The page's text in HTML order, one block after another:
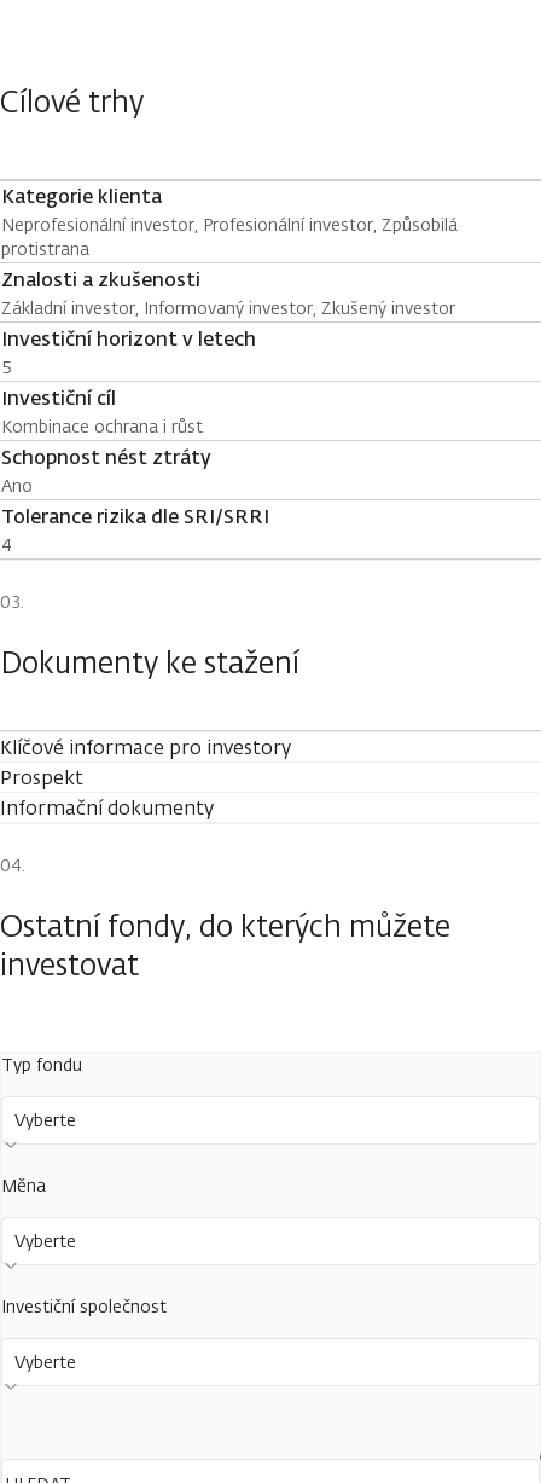
Cílové trhy
Kategorie klienta
Neprofesionální investor, Profesionální investor, Způsobilá
protistrana
Znalosti a zkušenosti
Základní investor, Informovaný investor, Zkušený investor
Investiční horizont v letech
5
Investiční cíl
Kombinace ochrana i růst
Schopnost nést ztráty
Ano
Tolerance rizika dle SRI/SRRI
4
Dokumenty ke stažení
Klíčové informace pro investory
Prospekt
Informační dokumenty
Ostatní fondy, do kterých můžete
investovat
Typ fondu
Vyberte
Měna
Vyberte
Investiční společnost
Vyberte